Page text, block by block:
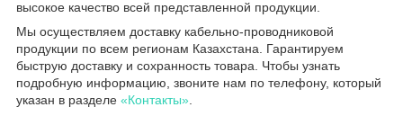
высокое качество всей представленной продукции.
Мы осуществляем доставку кабельно-проводниковой
продукции по всем регионам Казахстана. Гарантируем
быструю доставку и сохранность товара. Чтобы узнать
подробную информацию, звоните нам по телефону, который
указан в разделе «Контакты»